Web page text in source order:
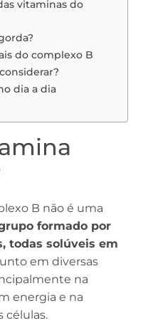
vitaminas do
do complexo B
dia a dia
B não é uma
formado por
todas solúveis em
em diversas
na
energia e na
células.